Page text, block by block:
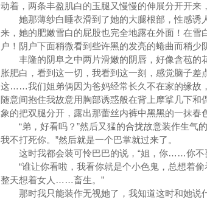
动着，两条丰盈肌白的玉腿又慢慢的伸展分开开来
她那薄纱白睡衣滑到了她的大腿根部，性感诱
来，她的肥嫩雪白的屁股也完全地露在外面！在
户！阴户下面稍微看到些许黑的发亮的蜷曲而稍少
丰隆的阴阜之中两片滑嫩的阴唇，好像含苞的
胀肥白，看到这一切，我看到这一刻，感觉脑子差
这……我们姐弟俩因为爸妈经常长久不在家的缘故
随意间抱住我故意用胸部诱惑般在背上摩挲几下
象的把双腿分开，露出那蕾丝内裤中黑黑的一抹春
“弟，好看吗？”然后又猛的合拢故意装作生气
我不打死你。”然后就是一个巴掌就过来了。
这时我都会装可怜巴巴的说，“姐，你……你不
“谁让你看啦，我看你就是个小色鬼，总想着偷
整天想着女人……畜生。”
那时我只能装作无视她了，我知道这时和她说